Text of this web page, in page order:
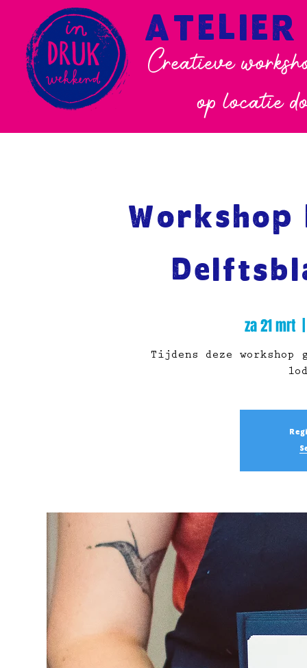
Creatieve
op locatie
za 21 mrt
Tijdens deze workshop